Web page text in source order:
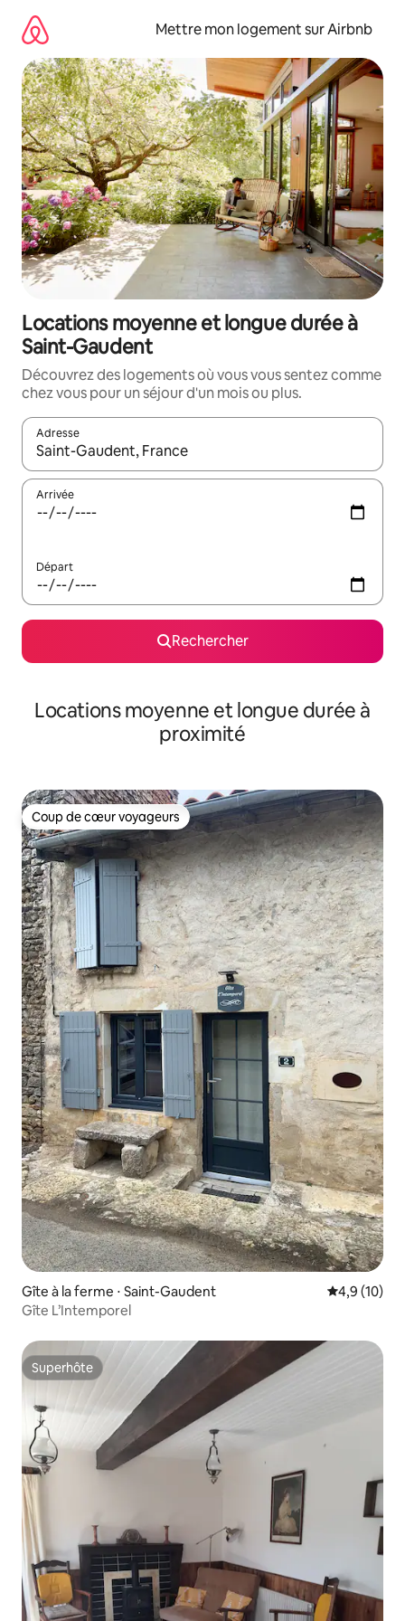
directement
contenu
Mettre mon logement sur Airbnb
Locations moyenne et longue durée à
Saint-Gaudent
Découvrez des logements où vous vous sentez comme
chez vous pour un séjour d'un mois ou plus.
Adresse
Lorsque les résultats s'affichent, utilisez les flèches vers le
Arrivée
Départ
Rechercher
Locations moyenne et longue durée à
proximité
Coup de cœur voyageurs
Coup de cœur voyageurs
Gîte à la ferme ⋅ Saint-Gaudent Évaluation
4,9 (10)
Gîte L’Intemporel
Superhôte
Superhôte